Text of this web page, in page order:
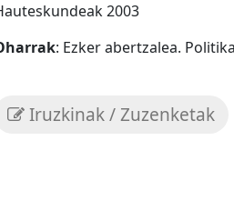
2003
: Ezker abertzalea.
Iruzkinak / Zuzenketak